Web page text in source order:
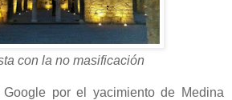
con la no masificación
por el yacimiento de Medina